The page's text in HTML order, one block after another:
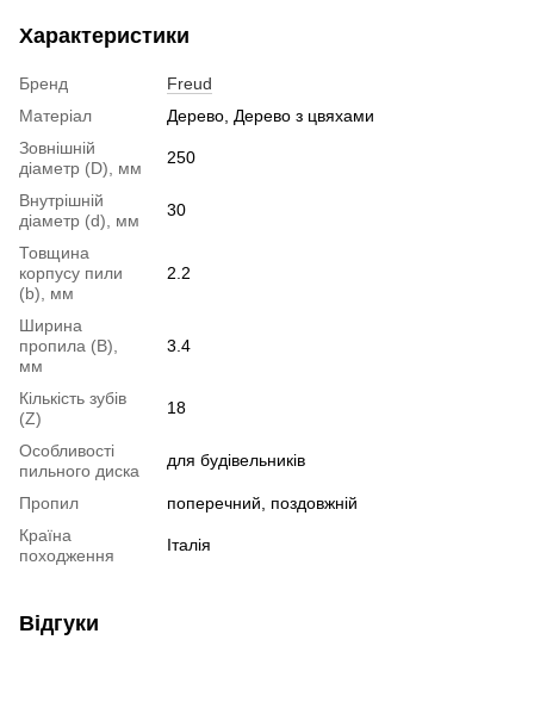
Характеристики
Бренд
Freud
Матеріал
Дерево, Дерево з цвяхами
Зовнішній
діаметр (D), мм
250
Внутрішній
діаметр (d), мм
30
Товщина
корпусу пили
(b), мм
2.2
Ширина
пропила (B),
мм
3.4
Кількість зубів
(Z)
18
Особливості
пильного диска
для будівельників
Пропил
поперечний, поздовжній
Країна
походження
Італія
Відгуки